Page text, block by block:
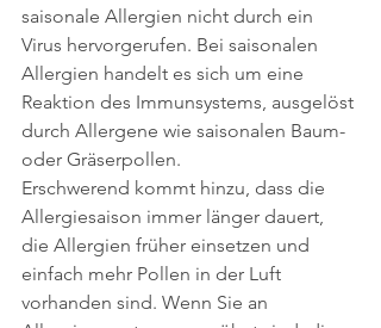
saisonale Allergien nicht durch ein
Virus hervorgerufen. Bei saisonalen
Allergien handelt es sich um eine
Reaktion des Immunsystems, ausgelöst
durch Allergene wie saisonalen Baum-
oder Gräserpollen.
Erschwerend kommt hinzu, dass die
Allergiesaison immer länger dauert,
die Allergien früher einsetzen und
einfach mehr Pollen in der Luft
vorhanden sind. Wenn Sie an